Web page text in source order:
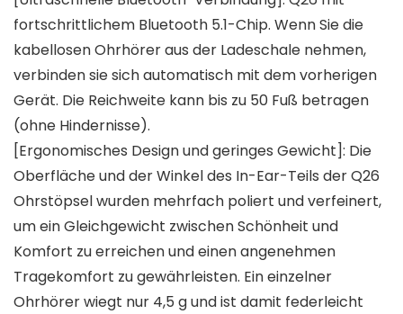
fortschrittlichem Bluetooth 5.1-Chip. Wenn Sie die
kabellosen Ohrhörer aus der Ladeschale nehmen,
verbinden sie sich automatisch mit dem vorherigen
Gerät. Die Reichweite kann bis zu 50 Fuß betragen
(ohne Hindernisse).
[Ergonomisches Design und geringes Gewicht]: Die
Oberfläche und der Winkel des In-Ear-Teils der Q26
Ohrstöpsel wurden mehrfach poliert und verfeinert,
um ein Gleichgewicht zwischen Schönheit und
Komfort zu erreichen und einen angenehmen
Tragekomfort zu gewährleisten. Ein einzelner
Ohrhörer wiegt nur 4,5 g und ist damit federleicht